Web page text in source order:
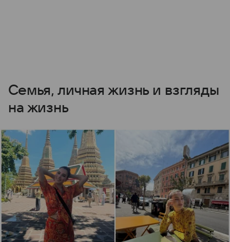
Семья, личная жизнь и взгляды
на жизнь